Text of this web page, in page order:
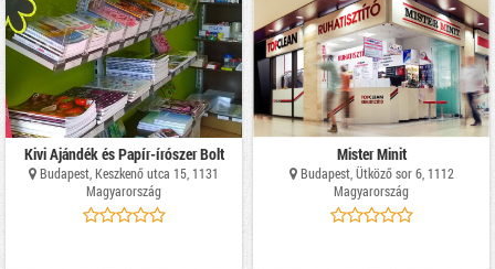
Kivi Ajándék és Papír-írószer Bolt
Budapest, Keszkenő utca 15, 1131
Magyarország
Mister Minit
Budapest, Ütköző sor 6, 1112
Magyarország